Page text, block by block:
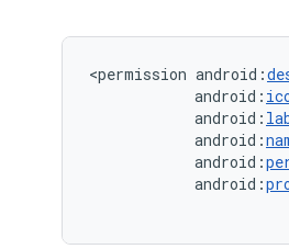
<permission android:
android:
android:
android:
android:
android: